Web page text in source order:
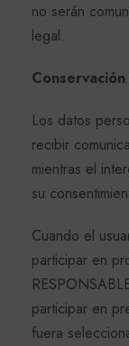
no serán
legal.
Conservación
Los datos
recibir
mientras el
su
Cuando el
participar en
participar en
fuera